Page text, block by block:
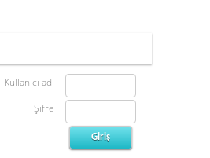
Kullanıcı adı
Şifre